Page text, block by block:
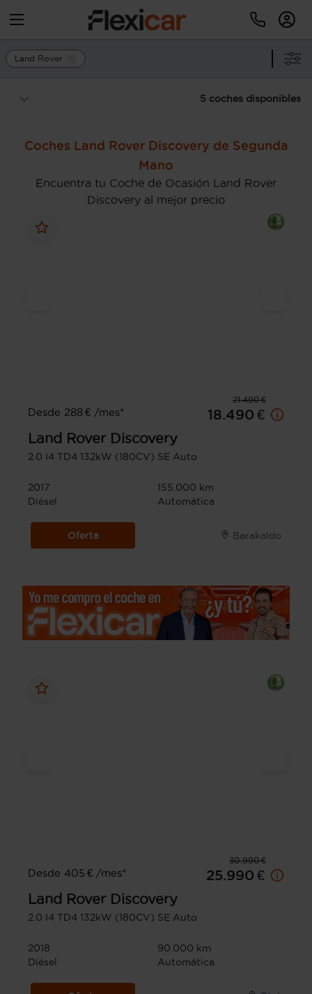
Land Rover
5 coches disponibles
Coches Land Rover Discovery de Segunda
Mano
Encuentra tu Coche de Ocasión Land Rover
Discovery al mejor precio
21.490 €
Desde 288 € /mes*
18.490 €
Land Rover Discovery
2.0 I4 TD4 132kW (180CV) SE Auto
2017
155.000 km
Diésel
Automática
Oferta Barakaldo
30.990 €
Desde 405 € /mes*
25.990 €
Land Rover Discovery
2.0 I4 TD4 132kW (180CV) SE Auto
2018
90.000 km
Diésel
Automática